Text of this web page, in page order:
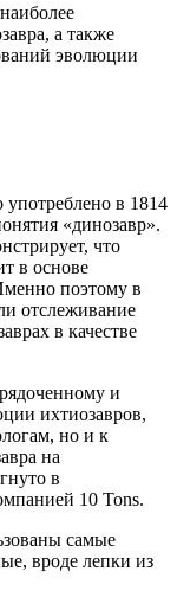
а также
эволюции
в 1814
«динозавр».
что
в основе
поэтому в
отслеживание
в качестве
и
ихтиозавров,
но и к
на
в
10 Tons.
самые
вроде лепки из